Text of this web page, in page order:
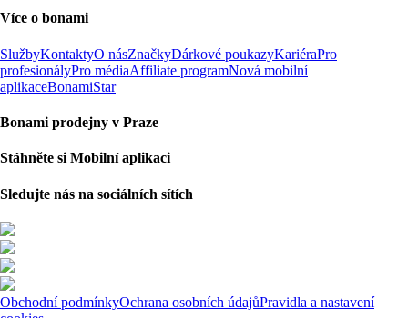
Více o bonami
SlužbyKontaktyO násZnačkyDárkové poukazyKariéraPro
profesionályPro médiaAffiliate programNová mobilní
aplikaceBonamiStar
Bonami prodejny v Praze
Stáhněte si Mobilní aplikaci
Sledujte nás na sociálních sítích
Obchodní podmínkyOchrana osobních údajůPravidla a nastavení